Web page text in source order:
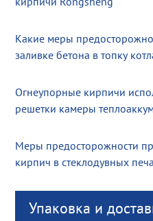
Какие меры
заливке бетона в топку
Огнеупорные кирпичи
решетки камеры
Меры предосторожности
кирпич в стеклодувных
Упаковка и